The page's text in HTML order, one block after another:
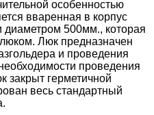
особенностью
вваренная в корпус
диаметром 500мм., которая
Люк предназначен
и проведения
проведения
закрыт герметичной
весь стандартный